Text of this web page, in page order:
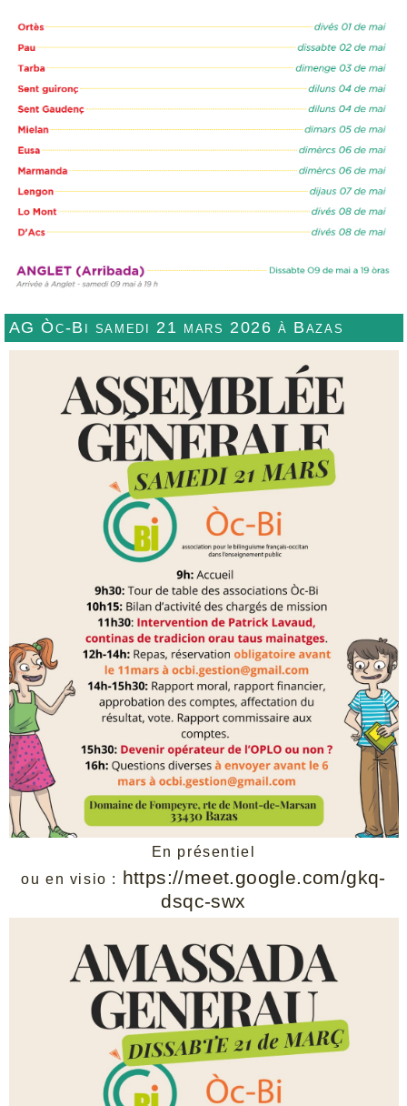
AG Òc-Bi samedi 21 mars 2026 à Bazas
En présentiel
ou en visio : https://meet.google.com/gkq-
dsqc-swx